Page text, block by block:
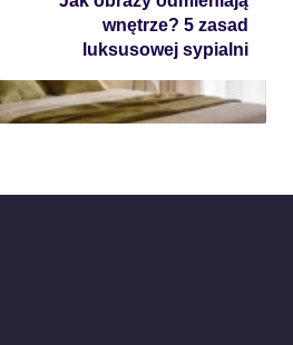
wnętrze? 5 zasad
luksusowej sypialni